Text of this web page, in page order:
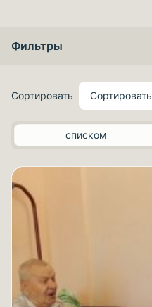
Фильтры
Сортировать Сортировать
списком